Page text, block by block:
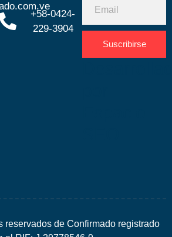
+58-0424-
229-3904
Suscribirse
reservados de Confirmado registrado